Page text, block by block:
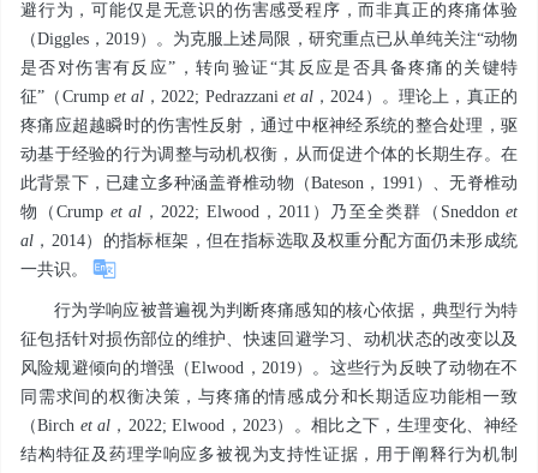
避行为，可能仅是无意识的伤害感受程序，而非真正的疼痛体验
（Diggles，2019）。为克服上述局限，研究重点已从单纯关注“动物
是否对伤害有反应”，转向验证“其反应是否具备疼痛的关键特
征”（Crump et al，2022; Pedrazzani et al，2024）。理论上，真正的
疼痛应超越瞬时的伤害性反射，通过中枢神经系统的整合处理，驱
动基于经验的行为调整与动机权衡，从而促进个体的长期生存。在
此背景下，已建立多种涵盖脊椎动物（Bateson，1991）、无脊椎动
物（Crump et al，2022; Elwood，2011）乃至全类群（Sneddonet
al ，2014）的指标框架，但在指标选取及权重分配方面仍未形成统
一共识。
行为学响应被普遍视为判断疼痛感知的核心依据，典型行为特
征包括针对损伤部位的维护、快速回避学习、动机状态的改变以及
风险规避倾向的增强（Elwood，2019）。这些行为反映了动物在不
同需求间的权衡决策，与疼痛的情感成分和长期适应功能相一致
（Birch et al ，2022; Elwood，2023）。相比之下，生理变化、神经
结构特征及药理学响应多被视为支持性证据，用于阐释行为机制